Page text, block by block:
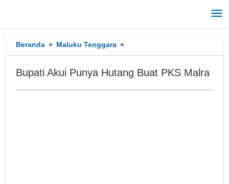
konten
Beranda » Maluku Tenggara »
Akui
Hutang
Bupati Akui Punya Hutang Buat PKS Malra